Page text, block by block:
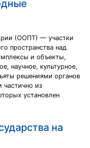
(ООПТ) — участки
пространства над
и объекты,
научное, культурное,
решениями органов
частично из
установлен
на